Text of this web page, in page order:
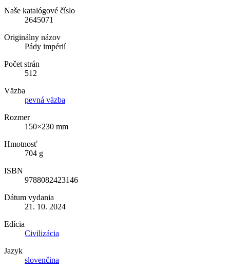
Naše katalógové číslo
2645071
Originálny názov
Pády impérií
Počet strán
512
Väzba
pevná väzba
Rozmer
150×230 mm
Hmotnosť
704 g
ISBN
9788082423146
Dátum vydania
21. 10. 2024
Edícia
Civilizácia
Jazyk
slovenčina